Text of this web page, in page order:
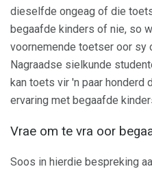
dieselfde ongeag of die
begaafde kinders of nie, so
voornemende toetser oor sy
Nagraadse sielkunde
kan toets vir 'n paar honderd
ervaring met begaafde
Vrae om te vra oor
Soos in hierdie bespreking